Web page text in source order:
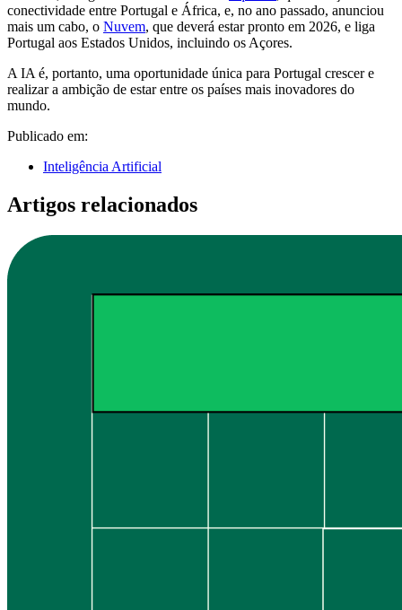
conectividade entre Portugal e África, e, no ano passado, anunciou
mais um cabo, o Nuvem, que deverá estar pronto em 2026, e liga
Portugal aos Estados Unidos, incluindo os Açores.
A IA é, portanto, uma oportunidade única para Portugal crescer e
realizar a ambição de estar entre os países mais inovadores do
mundo.
Publicado em:
Inteligência Artificial
Artigos relacionados